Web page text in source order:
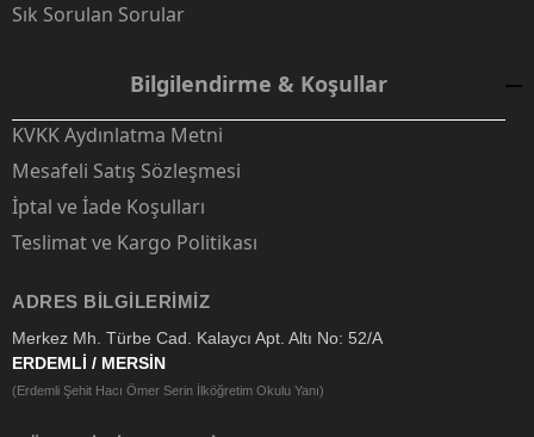
Sık Sorulan Sorular
Bilgilendirme & Koşullar
KVKK Aydınlatma Metni
Mesafeli Satış Sözleşmesi
İptal ve İade Koşulları
Teslimat ve Kargo Politikası
ADRES BILGILERIMIZ
Merkez Mh. Türbe Cad. Kalaycı Apt. Altı No: 52/A
ERDEMLİ / MERSİN
(Erdemli Şehit Hacı Ömer Serin İlköğretim Okulu Yanı)